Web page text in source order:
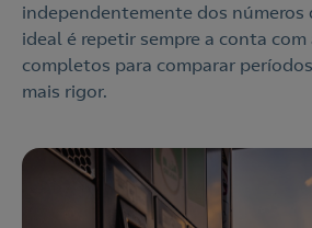
independentemente dos números
ideal é repetir sempre a conta
completos para comparar
mais rigor.